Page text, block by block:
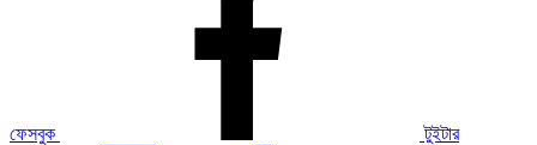
ফেসবুক টুইটার